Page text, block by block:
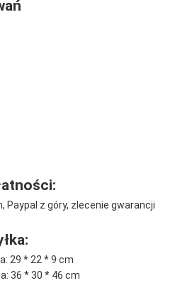
Paypal z góry, zlecenie gwarancji
29 * 22 * ​​9 cm
36 * 30 * 46 cm